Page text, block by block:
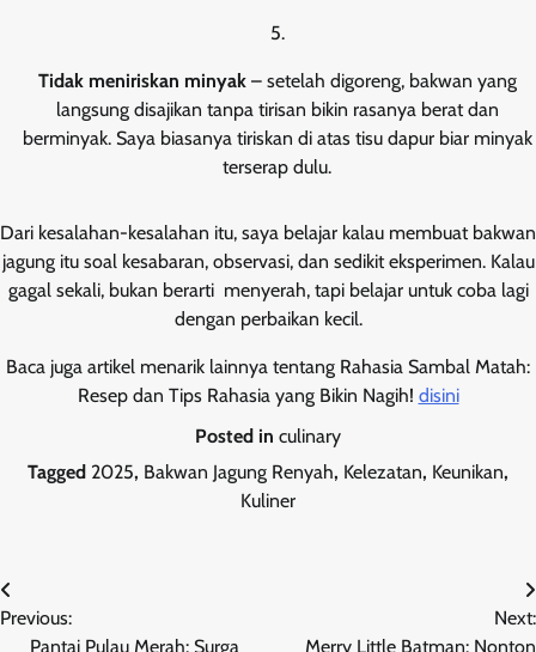
Tidak meniriskan minyak– setelah digoreng, bakwan yang
langsung disajikan tanpa tirisan bikin rasanya berat dan
berminyak. Saya biasanya tiriskan di atas tisu dapur biar minyak
terserap dulu.
Dari kesalahan-kesalahan itu, saya belajar kalau membuat bakwan
jagung itu soal kesabaran, observasi, dan sedikit eksperimen. Kalau
gagal sekali, bukan berarti menyerah, tapi belajar untuk coba lagi
dengan perbaikan kecil.
Baca juga artikel menarik lainnya tentang Rahasia Sambal Matah:
Resep dan Tips Rahasia yang Bikin Nagih! disini
Posted in culinary
Tagged 2025, Bakwan Jagung Renyah, Kelezatan, Keunikan,
Kuliner
Post
navigation
Previous:
Pantai Pulau Merah: Surga
Next:
Merry Little Batman: Nonton